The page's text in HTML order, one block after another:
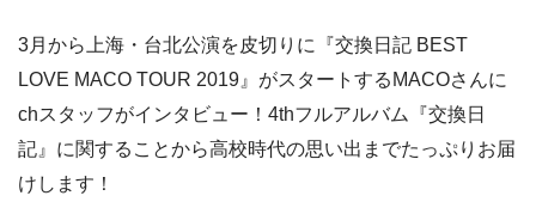
3月から上海・台北公演を皮切りに『交換日記 BEST
LOVE MACO TOUR 2019』がスタートするMACOさんに
chスタッフがインタビュー！4thフルアルバム『交換日
記』に関することから高校時代の思い出までたっぷりお届
けします！